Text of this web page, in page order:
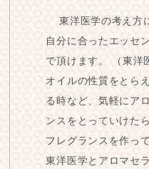
東洋医学の考え方
自分に合ったエッセ
で頂けます。 （東洋
オイルの性質をとら
る時など、気軽にア
ンスをとっていけた
フレグランスを作
東洋医学とアロマセ